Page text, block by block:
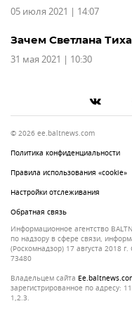
05 июля 2021 | 14:07
Зачем Светлана
31 мая 2021 | 10:30
© 2026 ee.baltnews.com
Политика конфиденциальности
Правила использования «cookie»
Настройки отслеживания
Обратная связь
Информационное агентство
по надзору в сфере связи,
(Роскомнадзор) 17 августа 2018
73480
Владельцем сайта
зарегистрированное по адресу:
1,2.3.